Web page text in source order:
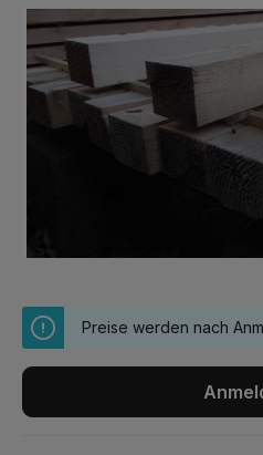
Bildergalerie überspringen
Preise werden nach